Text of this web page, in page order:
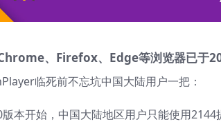
、Firefox、Edge等浏览器已于
临死前不忘坑中国大陆用户一把：
本开始，中国大陆地区用户只能使用2144